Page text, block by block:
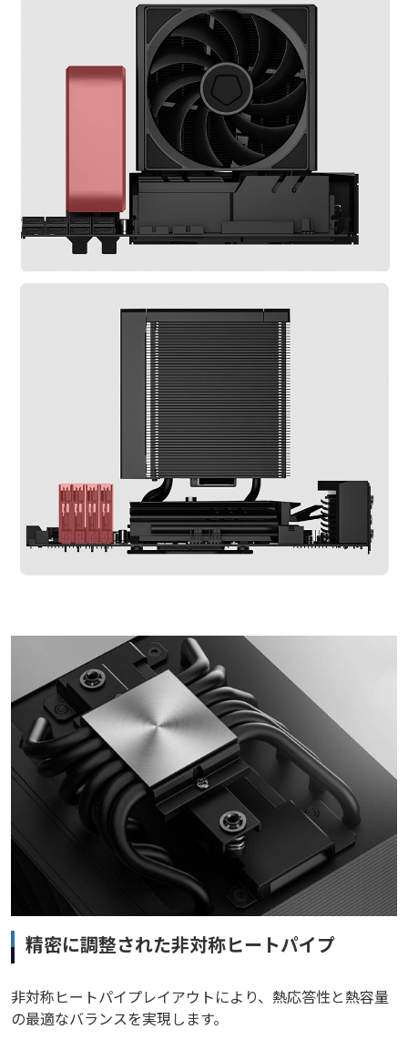
精密に調整された非対称ヒートパイプ
非対称ヒートパイプレイアウトにより、熱応答性と熱容量
の最適なバランスを実現します。